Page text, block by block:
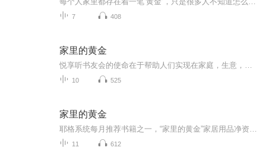
7 408
家里的黄金
10 525
家里的黄金
11 612